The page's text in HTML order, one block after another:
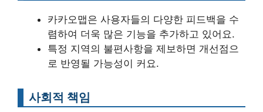
카카오맵은 사용자들의 다양한 피드백을 수
렴하여 더욱 많은 기능을 추가하고 있어요.
특정 지역의 불편사항을 제보하면 개선점으
로 반영될 가능성이 커요.
사회적 책임